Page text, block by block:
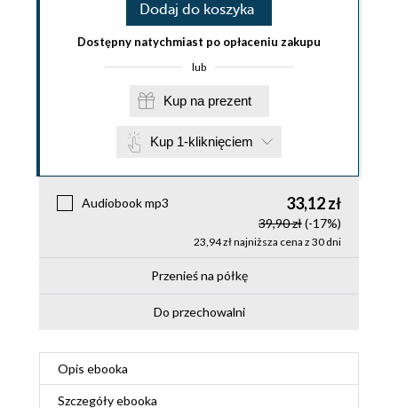
Dodaj do koszyka
Dostępny natychmiast po opłaceniu zakupu
lub
Kup na prezent
Kup 1-kliknięciem
Audiobook mp3 33,12 zł
39,90 zł(-17%)
23,94 zł najniższa cena z 30 dni
Przenieś na półkę
Do przechowalni
Opis ebooka
Szczegółyebooka